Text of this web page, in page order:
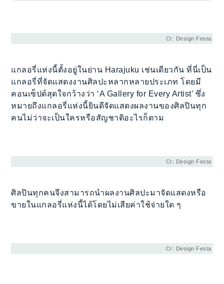
Cr: Design Festa
แกลอรี่แห่งนี้ตั้งอยู่ในย่าน Harajuku เช่นเดียวกัน ที่นี่เป็น
แกลอรี่ที่จัดแสดงงานศิลปะหลากหลายประเภท โดยมี
คอนเซ็ปต์สุดใจกว้างว่า ‘A Gallery for Every Artist’ ซึ่ง
หมายถึงแกลอรี่แห่งนี้ยินดีจัดแสดงผลงานของศิลปินทุก
คนไม่ว่าจะเป็นใครหรือสัญชาติอะไรก็ตาม
Cr: Design Festa
ศิลปินทุกคนจึงสามารถนำผลงานศิลปะมาจัดแสดงหรือ
ขายในแกลอรี่แห่งนี้ได้โดยไม่เสียค่าใช้จ่ายใด ๆ
Cr: Design Festa